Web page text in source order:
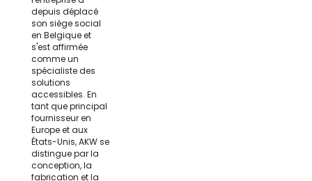
depuis déplacé
son siège social
en Belgique et
s'est affirmée
comme un
spécialiste des
solutions
accessibles. En
tant que principal
fournisseur en
Europe et aux
États-Unis, AKW se
distingue par la
conception, la
fabrication et la